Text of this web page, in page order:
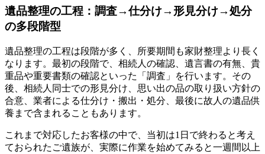
遺品整理の工程：調査→仕分け→形見分け→処分
の多段階型
遺品整理の工程は段階が多く、所要期間も家財整理より長く
なります。最初の段階で、相続人の確認、遺言書の有無、貴
重品や重要書類の確認といった「調査」を行います。その
後、相続人同士での形見分け、思い出の品の取り扱い方針の
合意、業者による仕分け・搬出・処分、最後に故人の遺品供
養まで含まれることもあります。
これまで対応したお客様の中で、当初は1日で終わると考え
ておられたご遺族が、実際に作業を始めてみると一週間以上